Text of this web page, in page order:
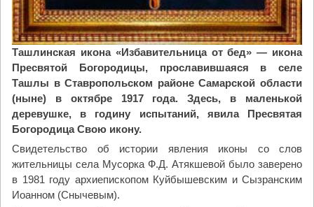
Ташлинская икона «Избавительница от бед» — икона
Пресвятой Богородицы, прославившаяся в селе
Ташлы в Ставропольском районе Самарской области
(ныне) в октябре 1917 года. Здесь, в маленькой
деревушке, в годину испытаний, явила Пресвятая
Богородица Свою икону.
Свидетельство об истории явления иконы со слов
жительницы села Мусорка Ф.Д. Атякшевой было заверено
в 1981 году архиепископом Куйбышевским и Сызранским
Иоанном (Снычевым).